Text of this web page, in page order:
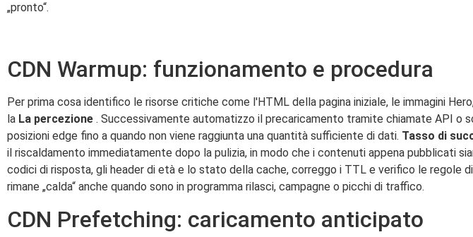
„pronto“.
CDN Warmup: funzionamento e procedura
Per prima cosa identifico le risorse critiche come l'HTML della pagina iniziale, le immagini
la La percezione . Successivamente automatizzo il precaricamento tramite chiamate API o
posizioni edge fino a quando non viene raggiunta una quantità sufficiente di dati. Tasso di
il riscaldamento immediatamente dopo la pulizia, in modo che i contenuti appena pubblicati
codici di risposta, gli header di età e lo stato della cache, correggo i TTL e verifico le regole
rimane „calda“ anche quando sono in programma rilasci, campagne o picchi di traffico.
CDN Prefetching: caricamento anticipato